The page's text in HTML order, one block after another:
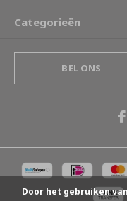
Categorieën
BEL ONS
Door het gebruiken